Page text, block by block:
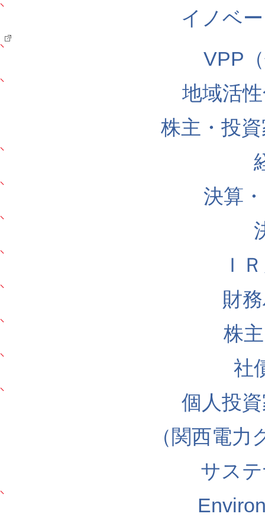
イノベ
VPP
地域活
株主・投
決算
Ｉ
財
株
社
個人投
（関西電
サス